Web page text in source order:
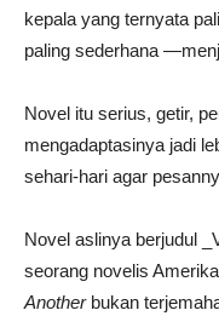
kepala yang ternyata
paling sederhana
Novel itu serius, getir,
mengadaptasinya jadi
sehari-hari agar
Novel aslinya berjudul
seorang novelis
Anotherbukan